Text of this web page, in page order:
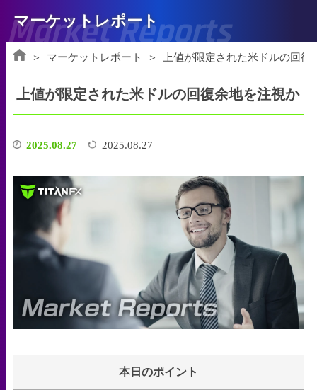
マーケットレポート
Market Reports
マーケットレポート 上値が限定された米ドルの回復
上値が限定された米ドルの回復余地を注視か
2025.08.27 2025.08.27
本日のポイント